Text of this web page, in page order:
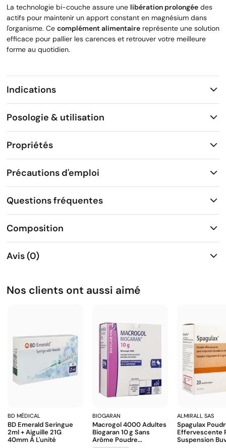
La technologie bi-couche assure une libération prolongée des
actifs pour maintenir un apport constant en magnésium dans
l'organisme. Ce complément alimentaire représente une solution
efficace pour pallier les carences et retrouver votre meilleure
forme au quotidien.
Indications
Posologie & utilisation
Propriétés
Précautions d'emploi
Questions fréquentes
Composition
Avis (0)
Nos clients ont aussi aimé
BD MÉDICAL
BD Emerald Seringue
2ml + Aiguille 21G
40mm À L'unité
BIOGARAN
Macrogol 4000 Adultes
Biogaran 10 G Sans
Arôme Poudre...
ALMIRALL SAS
Spagulax
Effervescente
Suspension